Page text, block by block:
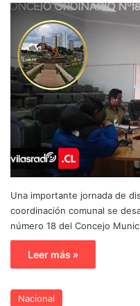
Una importante jornada de
coordinación comunal se
número 18 del Concejo
Leer más »
Nacional